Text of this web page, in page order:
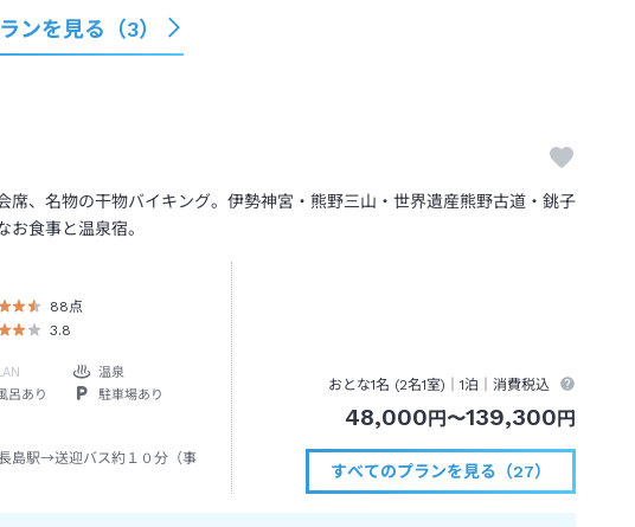
ンを見る（3）
席、名物の干物バイキング。伊勢神宮・熊野三山・世界遺産熊野古道・銚子
お食事と温泉宿。
88点
3.8
温泉
呂あり
駐車場あり
島駅→送迎バス約１０分（事
おとな1名 (2名1室)｜1泊 ｜消費税込
48,000円〜139,300円
すべてのプランを見る（27）